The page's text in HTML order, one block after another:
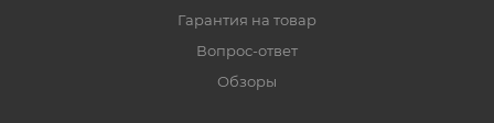
Гарантия на товар
Вопрос-ответ
Обзоры